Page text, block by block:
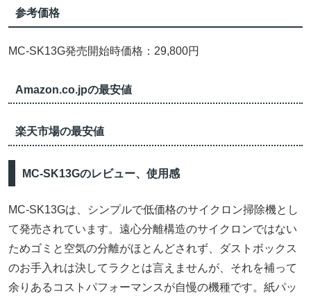
参考価格
MC-SK13G発売開始時価格：29,800円
Amazon.co.jpの最安値
楽天市場の最安値
MC-SK13Gのレビュー、使用感
MC-SK13Gは、シンプルで低価格のサイクロン掃除機とし
て発売されています。遠心分離構造のサイクロンではない
ためゴミと空気の分離がほとんどされず、ダストボックス
のお手入れは決してラクとは言えませんが、それを補って
余りあるコストパフォーマンスが自慢の機種です。紙パッ